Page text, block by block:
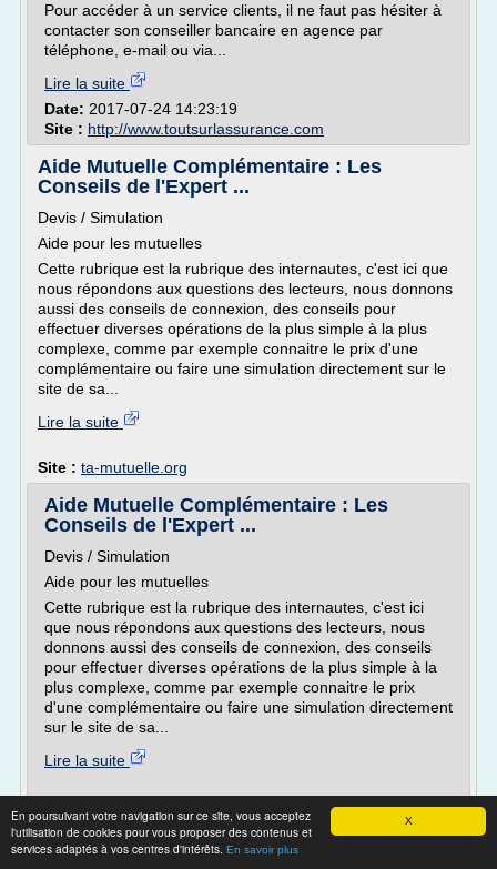
X
En poursuivant votre navigation sur ce site, vous acceptez
l'utilisation de cookies pour vous proposer des contenus et
services adaptés à vos centres d'intérêts. En savoir plus
Pour accéder à un service clients, il ne faut pas hésiter à
contacter son conseiller bancaire en agence par
téléphone, e-mail ou via...
Lire la suite
Date: 2017-07-24 14:23:19
Site : http://www.toutsurlassurance.com
Aide Mutuelle Complémentaire : Les
Conseils de l'Expert ...
Devis / Simulation
Aide pour les mutuelles
Cette rubrique est la rubrique des internautes, c'est ici que
nous répondons aux questions des lecteurs, nous donnons
aussi des conseils de connexion, des conseils pour
effectuer diverses opérations de la plus simple à la plus
complexe, comme par exemple connaitre le prix d'une
complémentaire ou faire une simulation directement sur le
site de sa...
Lire la suite
Site : ta-mutuelle.org
Aide Mutuelle Complémentaire : Les
Conseils de l'Expert ...
Devis / Simulation
Aide pour les mutuelles
Cette rubrique est la rubrique des internautes, c'est ici
que nous répondons aux questions des lecteurs, nous
donnons aussi des conseils de connexion, des conseils
pour effectuer diverses opérations de la plus simple à la
plus complexe, comme par exemple connaitre le prix
d'une complémentaire ou faire une simulation directement
sur le site de sa...
Lire la suite
Contacter des Assurances et Mutuelle